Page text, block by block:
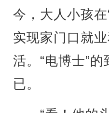
今，大人小孩
实现家门口就
活。“电博士”
已。